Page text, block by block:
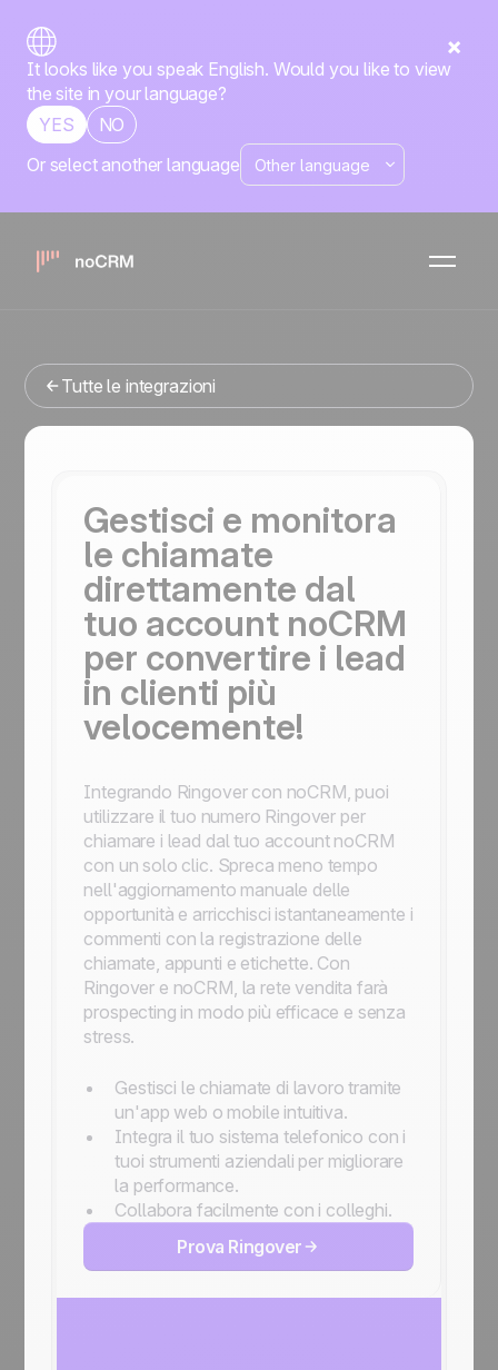
It looks like you speak English. Would you like to view
the site in your language?
YES
NO
Or select another language
Nativa
RingoverxnoCRM
Stai cercando uno strumenti di gestione delle vendite che
Tutte le integrazioni
Gestisci e monitora
le chiamate
direttamente dal
tuo account noCRM
per convertire i lead
in clienti più
velocemente!
Integrando Ringover con noCRM, puoi
utilizzare il tuo numero Ringover per
chiamare i lead dal tuo account noCRM
con un solo clic. Spreca meno tempo
nell'aggiornamento manuale delle
opportunità e arricchisci istantaneamente i
commenti con la registrazione delle
chiamate, appunti e etichette. Con
Ringover e noCRM, la rete vendita farà
prospecting in modo più efficace e senza
stress.
Gestisci le chiamate di lavoro tramite
un'app web o mobile intuitiva.
Integra il tuo sistema telefonico con i
tuoi strumenti aziendali per migliorare
la performance.
Collabora facilmente con i colleghi.
Prova Ringover